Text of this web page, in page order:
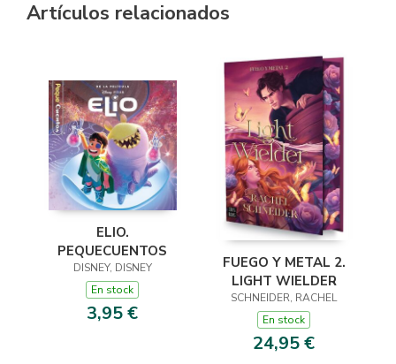
Artículos relacionados
ELIO.
PEQUECUENTOS
DISNEY, DISNEY
En stock
3,95 €
FUEGO Y METAL 2.
LIGHT WIELDER
SCHNEIDER, RACHEL
En stock
24,95 €